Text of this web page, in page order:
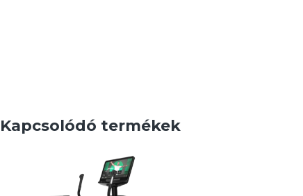
Kapcsolódó termékek